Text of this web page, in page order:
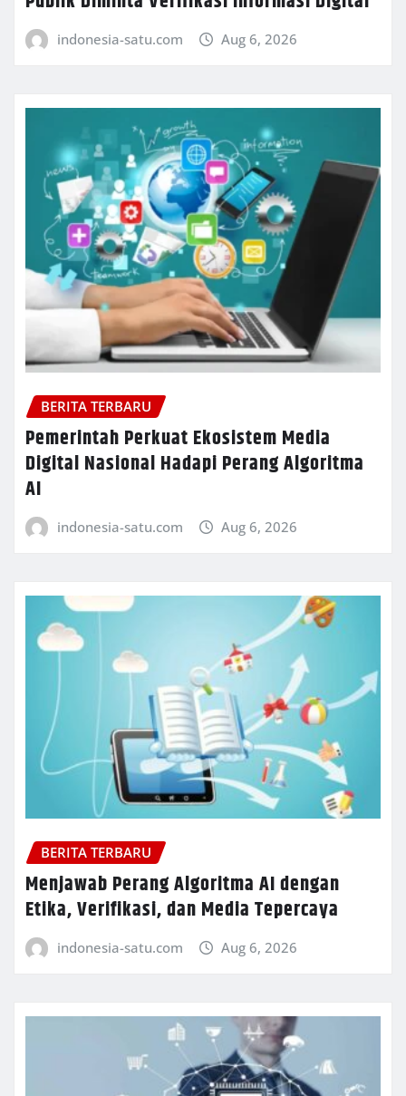
indonesia-satu.com Aug 6, 2026
BERITA TERBARU
Pemerintah Perkuat Ekosistem Media
Digital Nasional Hadapi Perang Algoritma
AI
indonesia-satu.com Aug 6, 2026
BERITA TERBARU
Menjawab Perang Algoritma AI dengan
Etika, Verifikasi, dan Media Tepercaya
indonesia-satu.com Aug 6, 2026